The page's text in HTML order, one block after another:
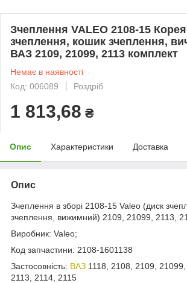
Зчеплення VALEO 2108-15
зчеплення, кошик зчеплення,
ВАЗ 2109, 21099, 2113 комплект
Немає в наявності
Код: 006089
Роздріб
1 813,68 ₴
Опис Характеристики Доставка
Опис
Зчеплення в зборі 2108-15 Valeo (диск
зчеплення, вижимний) 2109, 21099, 2113,
Виробник: Valeo;
Код запчастини: 2108-1601138
Застосовність: ВАЗ 1118, 2108, 2109, 21099,
2113, 2114, 2115